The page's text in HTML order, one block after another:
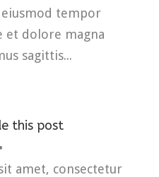
tempor
et dolore magna
sagittis...
this post
•
amet, consectetur